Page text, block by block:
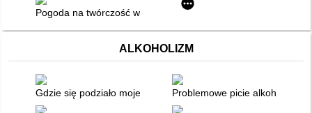
Pogoda na twórczość w szkole
ALKOHOLIZM
Gdzie się podziało moje dzieciństwo : o dorosłych dzieciach
Problemowe picie alkoholu